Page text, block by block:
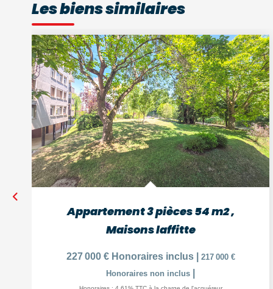
Les biens similaires
Appartement 3 pièces 54 m2,
Maisons laffitte
227 000 € Honoraires inclus
217 000 €
Honoraires non inclus